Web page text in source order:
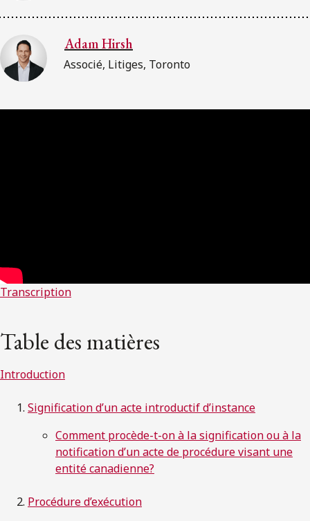
Adam Hirsh
Associé, Litiges, Toronto
Transcription
Table des matières
Introduction
Signification d’un acte introductif d’instance
Comment procède-t-on à la signification ou à la
notification d’un acte de procédure visant une
entité canadienne?
Procédure d’exécution